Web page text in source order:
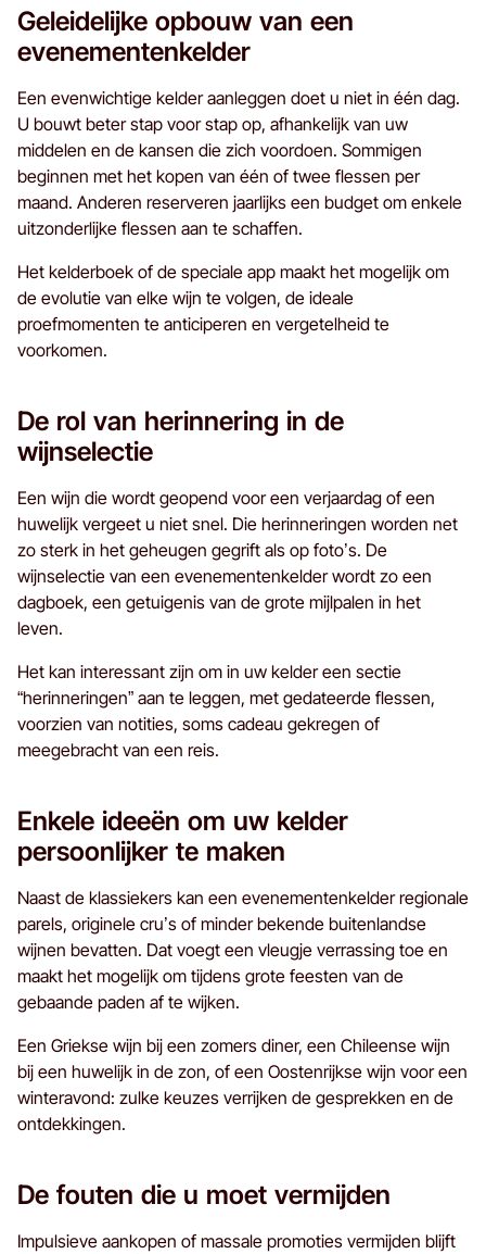
Geleidelijke opbouw van een
evenementenkelder
Een evenwichtige kelder aanleggen doet u niet in één dag.
U bouwt beter stap voor stap op, afhankelijk van uw
middelen en de kansen die zich voordoen. Sommigen
beginnen met het kopen van één of twee flessen per
maand. Anderen reserveren jaarlijks een budget om enkele
uitzonderlijke flessen aan te schaffen.
Het kelderboek of de speciale app maakt het mogelijk om
de evolutie van elke wijn te volgen, de ideale
proefmomenten te anticiperen en vergetelheid te
voorkomen.
De rol van herinnering in de
wijnselectie
Een wijn die wordt geopend voor een verjaardag of een
huwelijk vergeet u niet snel. Die herinneringen worden net
zo sterk in het geheugen gegrift als op foto’s. De
wijnselectie van een evenementenkelder wordt zo een
dagboek, een getuigenis van de grote mijlpalen in het
leven.
Het kan interessant zijn om in uw kelder een sectie
“herinneringen” aan te leggen, met gedateerde flessen,
voorzien van notities, soms cadeau gekregen of
meegebracht van een reis.
Enkele ideeën om uw kelder
persoonlijker te maken
Naast de klassiekers kan een evenementenkelder regionale
parels, originele cru’s of minder bekende buitenlandse
wijnen bevatten. Dat voegt een vleugje verrassing toe en
maakt het mogelijk om tijdens grote feesten van de
gebaande paden af te wijken.
Een Griekse wijn bij een zomers diner, een Chileense wijn
bij een huwelijk in de zon, of een Oostenrijkse wijn voor een
winteravond: zulke keuzes verrijken de gesprekken en de
ontdekkingen.
De fouten die u moet vermijden
Impulsieve aankopen of massale promoties vermijden blijft